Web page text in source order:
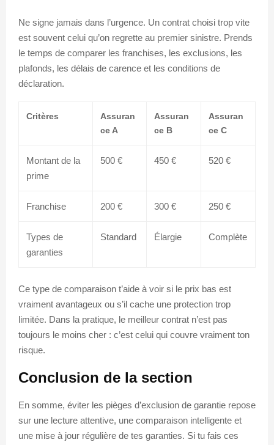
Ne signe jamais dans l’urgence. Un contrat choisi trop vite
est souvent celui qu’on regrette au premier sinistre. Prends
le temps de comparer les franchises, les exclusions, les
plafonds, les délais de carence et les conditions de
déclaration.
Critères
Assuran
ce A
Assuran
ce B
Assuran
ce C
Montant de la
prime
500 € 450 € 520 €
Franchise 200 € 300 € 250 €
Types de
garanties
Standard Élargie Complète
Ce type de comparaison t’aide à voir si le prix bas est
vraiment avantageux ou s’il cache une protection trop
limitée. Dans la pratique, le meilleur contrat n’est pas
toujours le moins cher : c’est celui qui couvre vraiment ton
risque.
Conclusion de la section
En somme, éviter les pièges d’exclusion de garantie repose
sur une lecture attentive, une comparaison intelligente et
une mise à jour régulière de tes garanties. Si tu fais ces